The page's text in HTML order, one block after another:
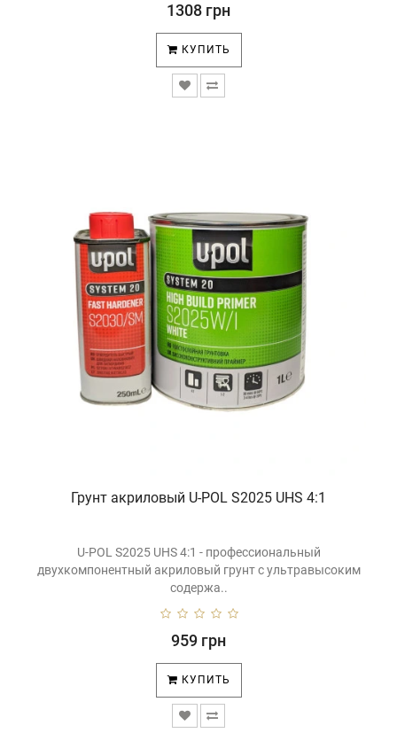
1308 грн
КУПИТЬ
Грунт акриловый U-POL S2025 UHS 4:1
U-POL S2025 UHS 4:1 - профессиональный
двухкомпонентный акриловый грунт с ультравысоким
содержа..
959 грн
КУПИТЬ